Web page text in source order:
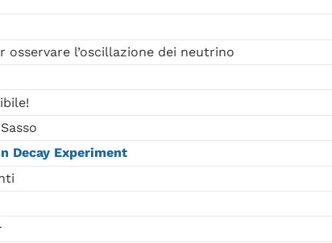
osservare l’oscillazione dei neutrino
Decay Experiment